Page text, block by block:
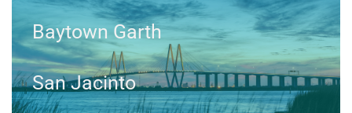
Baytown Garth
San Jacinto